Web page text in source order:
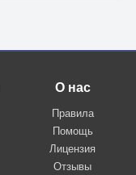
О нас
Правила
Помощь
Лицензия
Отзывы